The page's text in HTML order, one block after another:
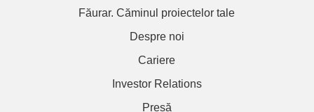
Făurar. Căminul proiectelor tale
Despre noi
Cariere
Investor Relations
Presă